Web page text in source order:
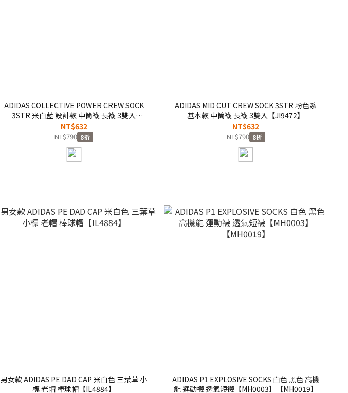
ADIDAS COLLECTIVE POWER CREW SOCK
3STR 米白藍 設計款 中筒襪 長襪 3雙入
【JJ4305】
NT$632
NT$790 8折
ADIDAS MID CUT CREW SOCK 3STR 粉色系
基本款 中筒襪 長襪 3雙入【JI9472】
NT$632
NT$790 8折
男女款 ADIDAS PE DAD CAP 米白色 三葉草 小
標 老帽 棒球帽【IL4884】
ADIDAS P1 EXPLOSIVE SOCKS 白色 黑色 高機
能 運動襪 透氣短襪【MH0003】【MH0019】